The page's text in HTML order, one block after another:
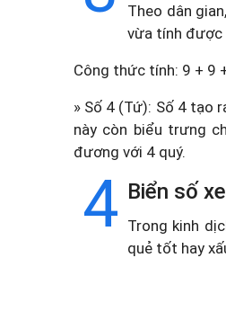
Theo dân
vừa tính được
Công thức tính: 9 + 9
» Số 4 (Tứ): Số 4 tạo
này còn biểu trưng
đương với 4 quý.
4 Biển số
Trong kinh
quẻ tốt hay